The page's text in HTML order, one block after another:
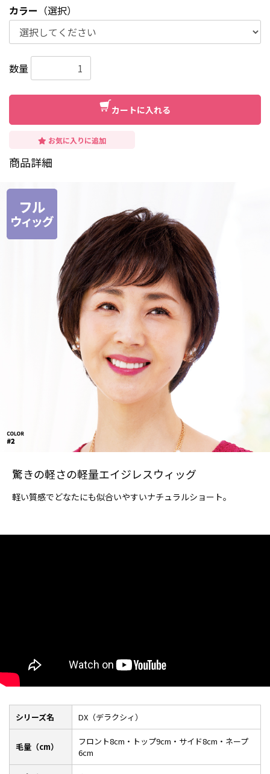
カラー （選択）
数量
カートに入れる
お気に入りに追加
商品詳細
驚きの軽さの軽量エイジレスウィッグ
軽い質感でどなたにも似合いやすいナチュラルショート。
シリーズ名 DX（デラクシィ）
毛量（cm）
フロント8cm・トップ9cm・サイド8cm・ネープ
6cm